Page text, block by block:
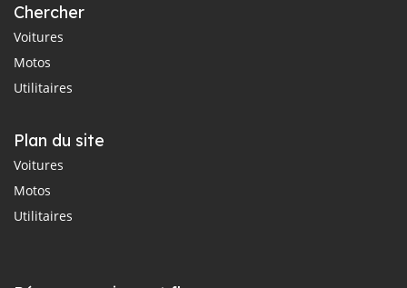
Chercher
Voitures
Motos
Utilitaires
Plan du site
Voitures
Motos
Utilitaires